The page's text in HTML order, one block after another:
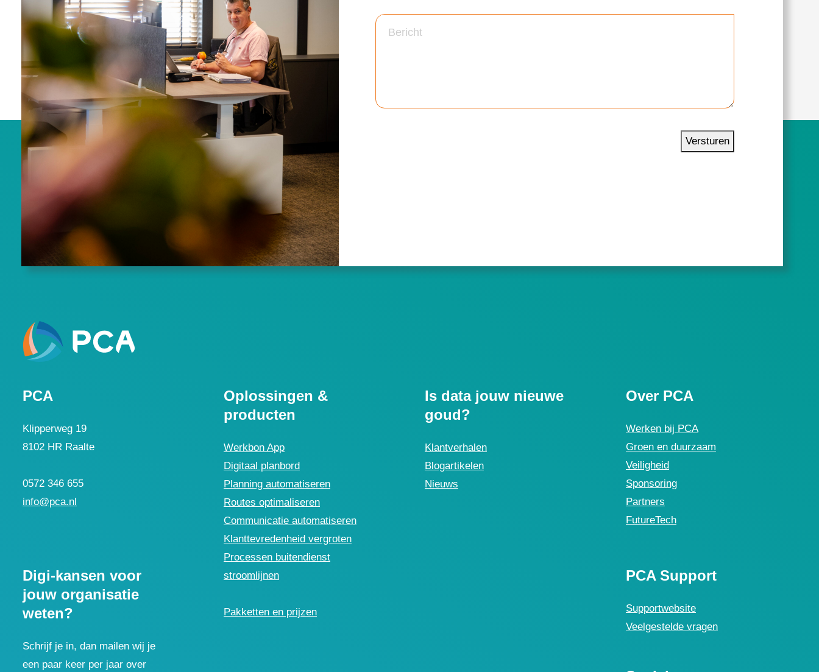
Versturen
PCA
Klipperweg 19
8102 HR Raalte
0572 346 655
info@pca.nl
Digi-kansen voor
jouw organisatie
weten?
Schrijf je in, dan mailen wij je
een paar keer per jaar over
Oplossingen &
producten
Werkbon App
Digitaal planbord
Planning automatiseren
Routes optimaliseren
Communicatie automatiseren
Klanttevredenheid vergroten
Processen buitendienst
stroomlijnen
Pakketten en prijzen
Is data jouw nieuwe
goud?
Klantverhalen
Blogartikelen
Nieuws
Over PCA
Werken bij PCA
Groen en duurzaam
Veiligheid
Sponsoring
Partners
FutureTech
PCA Support
Supportwebsite
Veelgestelde vragen